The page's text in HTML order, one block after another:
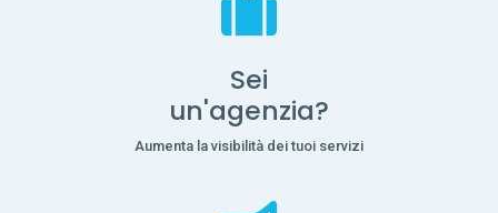
Sei
un'agenzia?
Aumenta la visibilità dei tuoi servizi